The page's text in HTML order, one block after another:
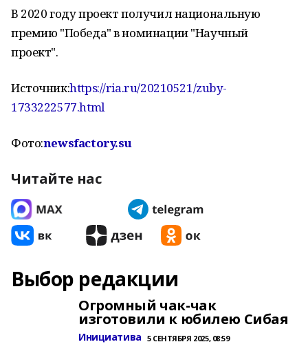
В 2020 году проект получил национальную
премию "Победа" в номинации "Научный
проект".
Источник:https://ria.ru/20210521/zuby-
1733222577.html
Фото:newsfactory.su
Читайте нас
Выбор редакции
Огромный чак-чак
изготовили к юбилею Сибая
Инициатива 5 СЕНТЯБРЯ 2025, 08:59